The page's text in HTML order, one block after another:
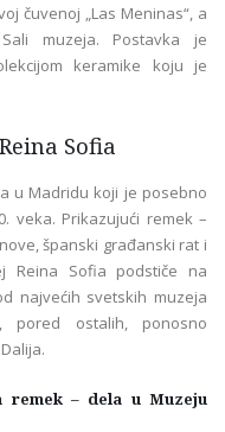
čuvenoj „Las Meninas“, a
muzeja. Postavka je
keramike koju je
Sofia
u Madridu koji je posebno
veka. Prikazujući remek –
španski građanski rat i
Reina Sofia podstiče na
najvećih svetskih muzeja
pored ostalih, ponosno
remek – dela u Muzeju